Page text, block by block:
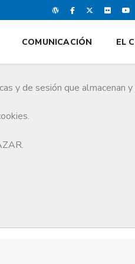
y de sesión que almacenan y
COMUNICACIÓN EL